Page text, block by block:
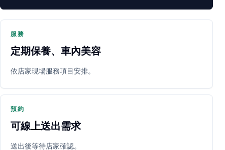
PARTNER SHOP
服務
定期保養、車內美容
依店家現場服務項目安排。
預約
可線上送出需求
送出後等待店家確認。